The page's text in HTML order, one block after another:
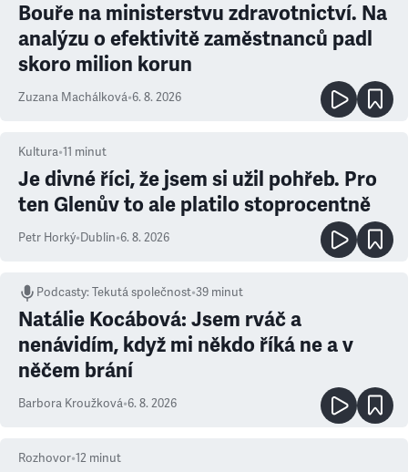
Bouře na ministerstvu zdravotnictví. Na
analýzu o efektivitě zaměstnanců padl
skoro milion korun
Zuzana Machálková•6. 8. 2026
Kultura•11 minut
Je divné říci, že jsem si užil pohřeb. Pro
ten Glenův to ale platilo stoprocentně
Petr Horký•Dublin•6. 8. 2026
Podcasty:Tekutá společnost•39 minut
Natálie Kocábová: Jsem rváč a
nenávidím, když mi někdo říká ne a v
něčem brání
Barbora Kroužková•6. 8. 2026
Rozhovor•12 minut